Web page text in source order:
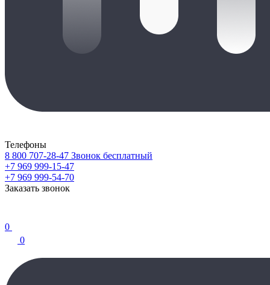
Телефоны
8 800 707-28-47 Звонок бесплатный
+7 969 999-15-47
+7 969 999-54-70
Заказать звонок
0
0